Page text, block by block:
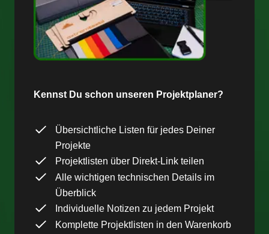
Kennst Du schon unseren Projektplaner?
Übersichtliche Listen für jedes Deiner
Projekte
Projektlisten über Direkt-Link teilen
Alle wichtigen technischen Details im
Überblick
Individuelle Notizen zu jedem Projekt
Komplette Projektlisten in den Warenkorb